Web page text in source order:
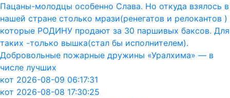
Пацаны-молодцы особенно Слава. Но откуда взялось в
нашей стране столько мрази(ренегатов и релокантов )
которые РОДИНУ продают за 30 паршивых баксов. Для
таких -только вышка(стал бы исполнителем).
Добровольные пожарные дружины «Уралхима» — в
числе лучших
кот 2026-08-09 06:17:31
кот 2026-08-08 17:30:25